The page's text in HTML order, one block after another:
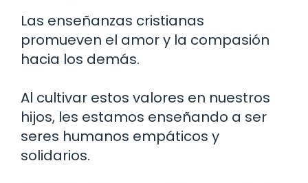
Las enseñanzas cristianas
promueven el amor y la compasión
hacia los demás.
Al cultivar estos valores en nuestros
hijos, les estamos enseñando a ser
seres humanos empáticos y
solidarios.